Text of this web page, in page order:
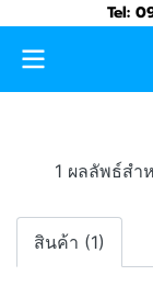
Tel:
1 ผลลัพธ์สำ
สินค้า (1)